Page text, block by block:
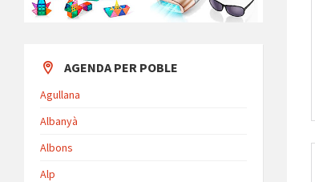
AGENDA PER POBLE
Agullana
Albanyà
Albons
Alp